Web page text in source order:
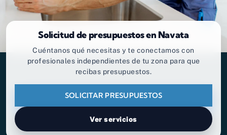
Solicitud de presupuestos en Navata
Cuéntanos qué necesitas y te conectamos con
profesionales independientes de tu zona para que
recibas presupuestos.
SOLICITAR PRESUPUESTOS
Ver servicios